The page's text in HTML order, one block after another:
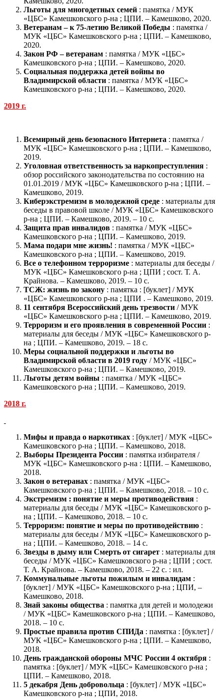
Льготы для многодетных семей : памятка / МУК
«ЦБС» Камешковского р-на ; ЦПИ. – Камешково, 2020.
Ветеранам – к 75-летию Великой Победы : памятка /
МУК «ЦБС» Камешковского р-на ; ЦПИ. – Камешково,
2020.
Закон РФ – ветеранам : памятка / МУК «ЦБС»
Камешковского р-на ; ЦПИ. – Камешково, 2020.
Социальная поддержка детей войны во
Владимирской области : памятка / МУК «ЦБС»
Камешковского р-на ; ЦПИ. – Камешково, 2020.
2019 г.
Всемирный день безопасного Интернета : памятка /
МУК «ЦБС» Камешковского р-на ; ЦПИ. – Камешково,
2019.
Уголовная ответственность за наркопреступления :
обзор российского законодательства по состоянию на
01.01.2019 / МУК «ЦБС» Камешковского р-на ; ЦПИ. –
Камешково, 2019.
Киберэкстремизм в молодежной среде : материалы для
беседы в правовой школе / МУК «ЦБС» Камешковского
р-на ; ЦПИ. – Камешково, 2019. – 10 с.
Защита прав инвалидов : памятка / МУК «ЦБС»
Камешковского р-на ; ЦПИ. – Камешково, 2019.
Мама подари мне жизнь! : памятка / МУК «ЦБС»
Камешковского р-на ; ЦПИ. – Камешково, 2019.
Все о телефонном терроризме : материалы для беседы /
МУК «ЦБС» Камешковского р-на ; ЦПИ ; сост. Т. А.
Крайнова. – Камешково, 2019. – 10 с.
ТСЖ: жизнь по закону : памятка : [буклет] / МУК
«ЦБС» Камешковского р-на ; ЦПИ . – Камешково, 2019.
11 сентября Всероссийский день трезвости / МУК
«ЦБС» Камешковского р-на ; ЦПИ. – Камешково, 2019.
Терроризм и его проявления в современной России :
материалы для беседы / МУК «ЦБС» Камешковского р-
на ; ЦПИ. – Камешково, 2019. – 18 с.
Меры социальной поддержки и льготы во
Владимирской области в 2019 году / МУК «ЦБС»
Камешковского р-на ; ЦПИ. – Камешково, 2019.
Льготы детям войны : памятка / МУК «ЦБС»
Камешковского р-на ; ЦПИ. – Камешково, 2019.
2018 г.
Мифы и правда о наркотиках : [буклет] / МУК «ЦБС»
Камешковского р-на ; ЦПИ. – Камешково, 2018.
Выборы Президента России : памятка избирателя /
МУК «ЦБС» Камешковского р-на : ЦПИ. – Камешково,
2018.
Закон о ветеранах : памятка / МУК «ЦБС»
Камешковского р-на ; ЦПИ. – Камешково, 2018. – 10 с.
Экстремизм : понятие и меры противодействия :
материалы для беседы / МУК «ЦБС» Камешковского р-
на ; ЦПИ. – Камешково, 2018. – 10 с.
Терроризм: понятие и меры по противодействию :
материалы для беседы / МУК «ЦБС» Камешковского р-
на ; ЦПИ. – Камешково, 2018. – 14 с.
Звезды в дыму или Смерть от сигарет : материалы для
беседы / МУК «ЦБС» Камешковского р-на ; ЦПИ ; сост.
Т. А. Крайнова. – Камешково, 2018. – 22 с. : ил.
Коммунальные льготы пожилым и инвалидам :
[буклет] / МУК «ЦБС» Камешковского р-на ; ЦПИ, –
Камешково, 2018.
Знай законы общества : памятка для детей и молодежи
/ МУК «ЦБС» Камешковского р-на ; ЦПИ. – Камешково,
2018. – 10 с.
Простые правила против СПИДа : памятка : [буклет] /
МУК «ЦБС» Камешковского р-на ; ЦПИ. – Камешково,
2018.
День гражданской обороны МЧС России 4 октября :
памятка : [буклет] / МУК «ЦБС» Камешковского р-на ;
ЦПИ. – Камешково, 2018.
5 декабря День добровольца : [буклет] / МУК «ЦБС»
Камешковского р-на ; ЦПИ, 2018.